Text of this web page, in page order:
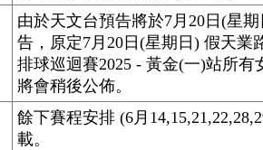
由於天文台預告將於7月20日(星
告，原定7月20日(星期日) 假天
排球巡迴賽2025 - 黃金(一)站所
將會稍後公佈。
餘下賽程安排 (6月
載。